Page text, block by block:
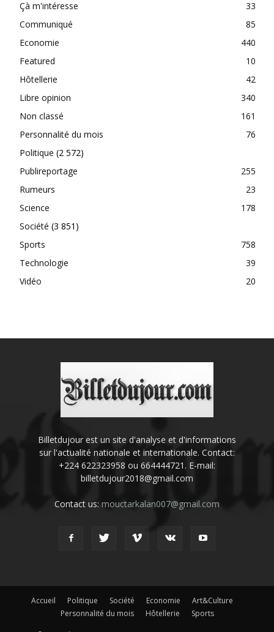
Çà m'intéresse
33
Communiqué
85
Economie
440
Featured
10
Hôtellerie
42
Libre opinion
340
Non classé
161
Personnalité du mois
76
Politique (2 572)
Publireportage
255
Rumeurs
23
Science
178
Société (3 851)
Sports
758
Technologie
39
Vidéo
20
Billetdujour est un site d'analyse et d'informations
sur l'actualité nationale et internationale. Contact:
+224 622323958 ou 664444721. E-mail:
billetdujour2018@gmail.com
Contact us: mouctarkalan007@gmail.com
Accueil Politique Société Economie
Art&Culture
Personnalité du mois
Hôtellerie Sports